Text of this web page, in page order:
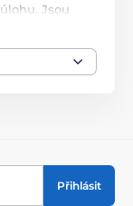
Jsou
tichý
design
Přihlásit